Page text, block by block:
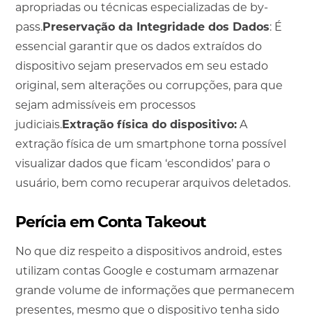
apropriadas ou técnicas especializadas de by-
pass. Preservação da Integridade dos Dados: É
essencial garantir que os dados extraídos do
dispositivo sejam preservados em seu estado
original, sem alterações ou corrupções, para que
sejam admissíveis em processos
judiciais. Extração física do dispositivo: A
extração física de um smartphone torna possível
visualizar dados que ficam ‘escondidos’ para o
usuário, bem como recuperar arquivos deletados.
Perícia em Conta Takeout
No que diz respeito a dispositivos android, estes
utilizam contas Google e costumam armazenar
grande volume de informações que permanecem
presentes, mesmo que o dispositivo tenha sido